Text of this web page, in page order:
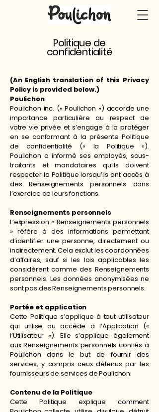
Politique de
confidentialité
(An English translation of this Privacy
Policy is provided below.)
Poulichon
Poulichon inc. (« Poulichon ») accorde une
importance particulière au respect de
votre vie privée et s’engage à la protéger
en se conformant à la présente Politique
de confidentialité (« la Politique »).
Poulichon a informé ses employés, sous-
traitants et mandataires qu’ils doivent
respecter la Politique lorsqu’ils ont accès à
des Renseignements personnels dans
l’exercice de leurs fonctions.
Renseignements personnels
L’expression « Renseignements personnels
» réfère à des informations permettant
d’identifier une personne, directement ou
indirectement. Cela exclut les coordonnées
d’affaires, sauf si les lois applicables les
considèrent comme des Renseignements
personnels. Les données anonymisées ne
sont pas des Renseignements personnels.
Portée et application
Cette Politique s’applique à tout utilisateur
qui utilise ou accède à l’Application («
l’Utilisateur »). Elle s’applique également
aux Renseignements personnels confiés à
Poulichon dans le but de fournir des
services, y compris ceux détenus par les
fournisseurs de services de Poulichon.
Contenu de la Politique
Cette Politique explique comment